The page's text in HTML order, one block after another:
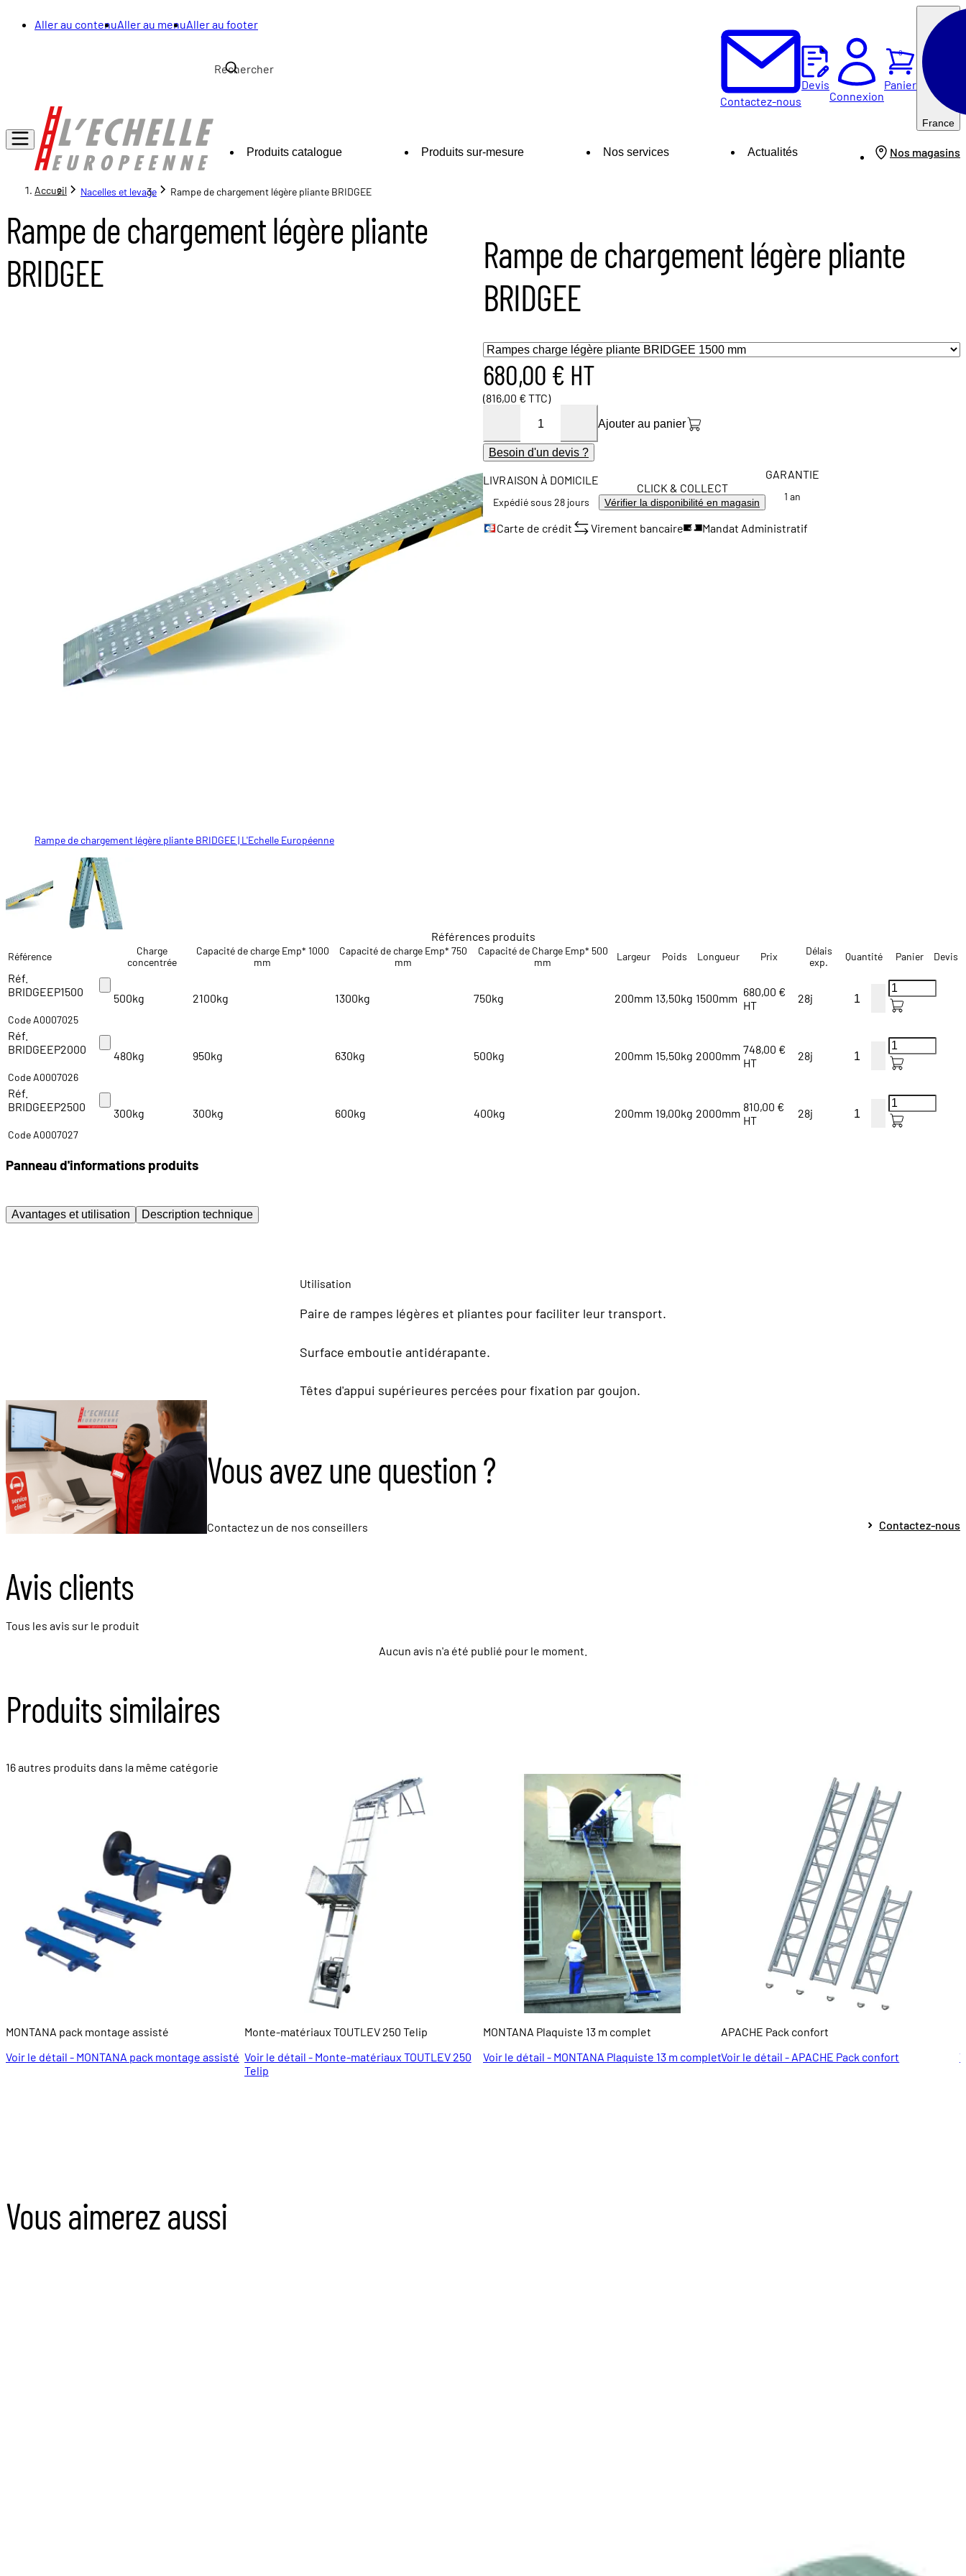
Aller au contenuAller au menuAller au footer
Contactez-nous
Devis
Connexion
Panier
0
France
Produits catalogue Produits sur-mesure Nos services Actualités Nos magasins
Accueil Nacelles et levage Rampe de chargement légère pliante BRIDGEE
Rampe de chargement légère pliante
BRIDGEE
Rampe de chargement légère pliante BRIDGEE | L'Echelle Européenne
Rampe de chargement légère pliante BRIDGEE | L'Echelle Européenne
Rampe de chargement légère pliante
BRIDGEE
680,00 € HT
(816,00 € TTC)
Ajouter au panier
Besoin d'un devis ?
LIVRAISON À DOMICILE
Expédié sous 28 jours
CLICK & COLLECT
Vérifier la disponibilité en magasin
GARANTIE
1 an
Carte de crédit Virement bancaire Mandat Administratif
Références produits
Référence
Charge
concentrée
Capacité de charge Emp* 1000
mm
Capacité de charge Emp* 750
mm
Capacité de Charge Emp* 500
mm
Largeur Poids Longueur Prix
Délais
exp.
Quantité Panier Devis
Réf.
BRIDGEEP1500
Code A0007025
500kg 2100kg 1300kg 750kg 200mm 13,50kg 1500mm 680,00 €
HT
28j
Réf.
BRIDGEEP2000
Code A0007026
480kg 950kg 630kg 500kg 200mm 15,50kg 2000mm 748,00 €
HT
28j
Réf.
BRIDGEEP2500
Code A0007027
300kg 300kg 600kg 400kg 200mm 19,00kg 2000mm 810,00 €
HT
28j
Panneau d'informations produits
Avantages et utilisation Description technique
Utilisation
Paire de rampes légères et pliantes pour faciliter leur transport.
Surface emboutie antidérapante.
Têtes d'appui supérieures percées pour fixation par goujon.
Vous avez une question ?
Contactez un de nos conseillers Contactez-nous
Avis clients
Tous les avis sur le produit
Aucun avis n'a été publié pour le moment.
Produits similaires
16 autres produits dans la même catégorie
MONTANA pack montage assisté
Voir le détail - MONTANA pack montage assisté
Monte-matériaux TOUTLEV 250 Telip
Voir le détail - Monte-matériaux TOUTLEV 250
Telip
MONTANA Plaquiste 13 m complet
Voir le détail - MONTANA Plaquiste 13 m complet
APACHE Pack confort
Voir le détail - APACHE Pack confort
Vous aimerez aussi